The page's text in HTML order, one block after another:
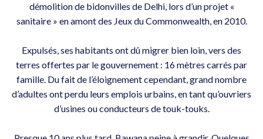
démolition de bidonvilles de Delhi, lors d’un projet «
sanitaire » en amont des Jeux du Commonwealth, en 2010.
Expulsés, ses habitants ont dû migrer bien loin, vers des
terres offertes par le gouvernement : 16 mètres carrés par
famille. Du fait de l’éloignement cependant, grand nombre
d’adultes ont perdu leurs emplois urbains, en tant qu’ouvriers
d’usines ou conducteurs de touk-touks.